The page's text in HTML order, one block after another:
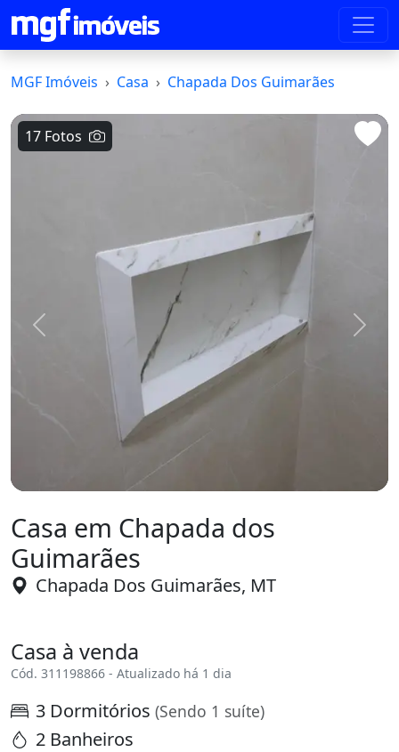
MGF Imóveis Casa Chapada Dos Guimarães
17 Fotos
Voltar
Casa em Chapada dos
Guimarães
Chapada Dos Guimarães, MT
Casa à venda
Cód. 311198866 - Atualizado há 1 dia
3 Dormitórios (Sendo 1 suíte)
2 Banheiros